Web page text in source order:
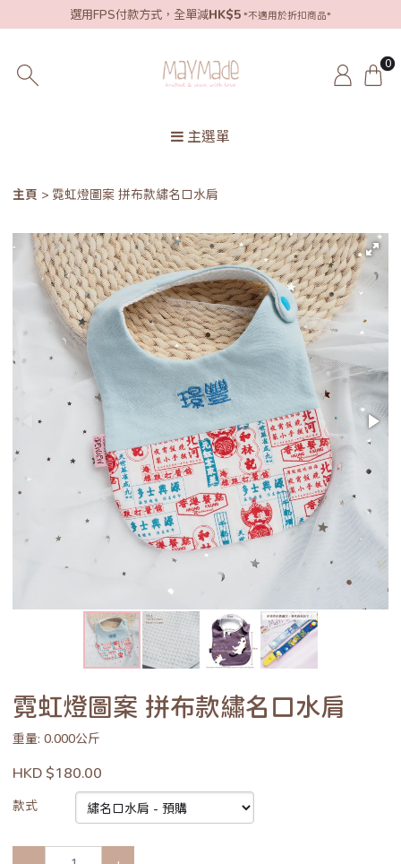
選用FPS付款方式，全單減HK$5 *不適用於折扣商品*
0
主選單
主頁 霓虹燈圖案 拼布款繡名口水肩
霓虹燈圖案 拼布款繡名口水肩
重量: 0.000公斤
HKD $180.00
款式